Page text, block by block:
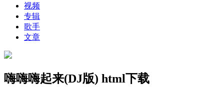
视频
专辑
歌手
文章
嗨嗨嗨起来(DJ版) html下载